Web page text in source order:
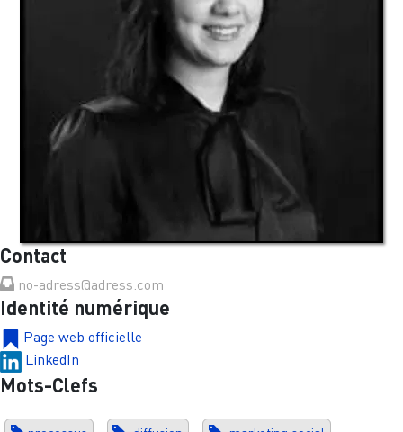
Contact
no-adress@adress.com
Identité numérique
Page web officielle
LinkedIn
Mots-Clefs